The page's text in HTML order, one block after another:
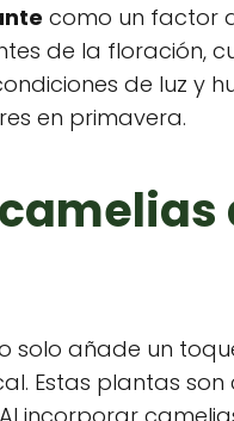
como un factor
de la floración,
de luz y
en primavera.
solo añade un
Estas plantas